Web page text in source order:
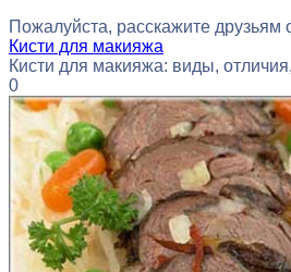
Пожалуйста, расскажите друзьям
Кисти для макияжа
Кисти для макияжа: виды,
0